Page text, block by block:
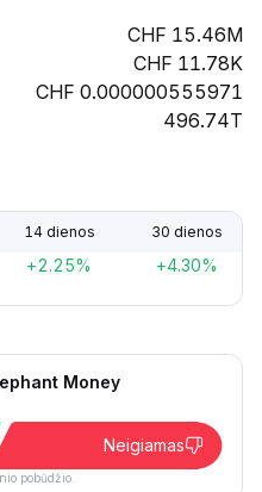
15.46M
11.78K
0.000000555971
496.74T
14 dienos 30 dienos
+2.25% +4.30%
Money
Neigiamas
pobūdžio.